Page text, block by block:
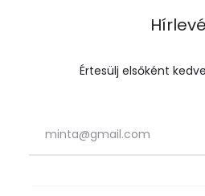
Értesülj elsőként